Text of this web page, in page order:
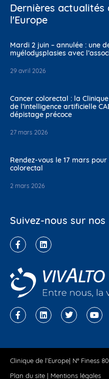
Dernières actualités
l'Europe
Mardi 2 juin – annulée : une
myélodysplasies avec
29 avril 2026
Cancer colorectal : la Clinique
de l’intelligence artificielle
dépistage précoce
27 mars 2026
Rendez-vous le 17 mars
colorectal
2 mars 2026
Suivez-nous sur nos
Clinique de l’Europe| N° Finess
Plan du site | Mentions légales